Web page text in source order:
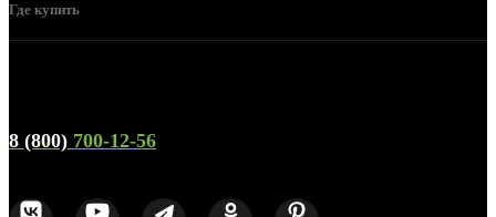
Где купить
8 (800) 700-12-56